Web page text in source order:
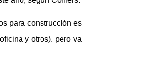
para construcción es
y otros), pero va